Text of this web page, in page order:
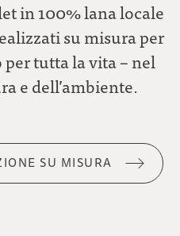
in 100% lana locale
su misura per
tutta la vita – nel
e dell’ambiente.
SU MISURA